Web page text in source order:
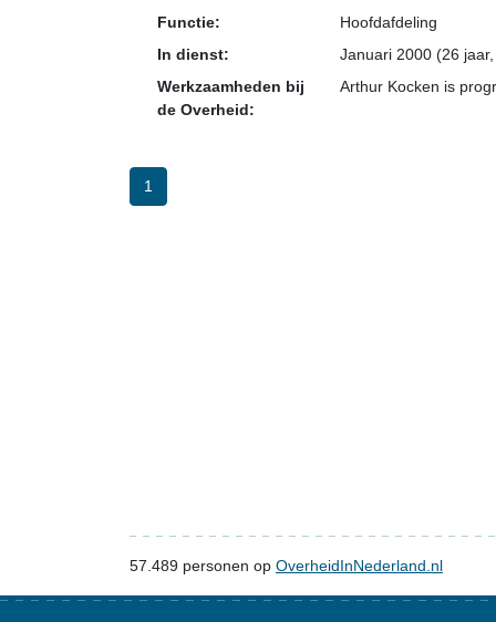
Functie:
Hoofdafdeling
In dienst:
Januari 2000 (26
Werkzaamheden bij
de Overheid:
Arthur Kocken is
1
57.489 personen op OverheidInNederland.nl